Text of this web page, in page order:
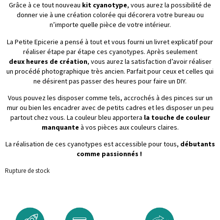
Grâce à ce tout nouveau kit cyanotype, vous aurez la possibilité de
donner vie à une création colorée qui décorera votre bureau ou
n’importe quelle pièce de votre intérieur.
La Petite Epicerie a pensé à tout et vous fourni un livret explicatif pour
réaliser étape par étape ces cyanotypes. Après seulement
deux heures de création, vous aurez la satisfaction d’avoir réaliser
un procédé photographique très ancien. Parfait pour ceux et celles qui
ne désirent pas passer des heures pour faire un DIY.
Vous pouvez les disposer comme tels, accrochés à des pinces sur un
mur ou bien les encadrer avec de petits cadres et les disposer un peu
partout chez vous. La couleur bleu apportera la touche de couleur
manquante à vos pièces aux couleurs claires.
La réalisation de ces cyanotypes est accessible pour tous, débutants
comme passionnés !
Rupture de stock